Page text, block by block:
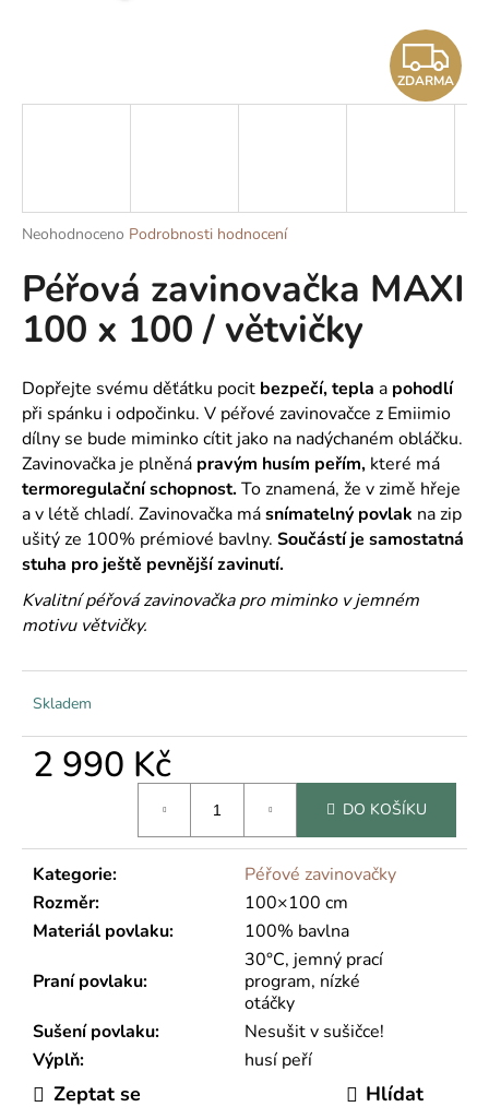
Průměrné
produktu
je
0,0
z
hvězdiček.
Neohodnoceno Podrobnosti hodnocení
Péřová zavinovačka MAXI
100 x 100 / větvičky
Dopřejte svému děťátku pocit bezpečí, tepla a pohodlí
při spánku i odpočinku. V péřové zavinovačce z Emiimio
dílny se bude miminko cítit jako na nadýchaném obláčku.
Zavinovačka je plněná pravým husím peřím, které má
termoregulační schopnost.To znamená, že v zimě hřeje
a v létě chladí. Zavinovačka másnímatelný povlak na zip
ušitý ze 100% prémiové bavlny. Součástí je samostatná
stuha pro ještě pevnější zavinutí.
Kvalitní péřová zavinovačka pro miminko v jemném
motivu větvičky.
Skladem
2 990 Kč
DO KOŠÍKU
Kategorie:
Péřové zavinovačky
Rozměr:
100×100 cm
Materiál povlaku: 100% bavlna
Praní povlaku:
30°C, jemný prací
program, nízké
otáčky
Sušení povlaku:
Nesušit v sušičce!
Výplň: husí peří
Zeptat se Hlídat
Z
D
A
ZDARMA
t
D
p
o
r
u
č
u
j
e
m
e